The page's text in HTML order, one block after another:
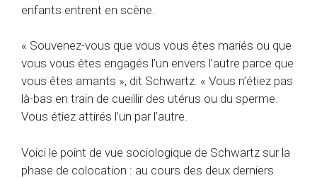
enfants entrent en scène.
« Souvenez-vous que vous vous êtes mariés ou que
vous vous êtes engagés l’un envers l’autre parce que
vous êtes amants », dit Schwartz. « Vous n’étiez pas
là-bas en train de cueillir des utérus ou du sperme.
Vous étiez attirés l’un par l’autre.
Voici le point de vue sociologique de Schwartz sur la
phase de colocation : au cours des deux derniers